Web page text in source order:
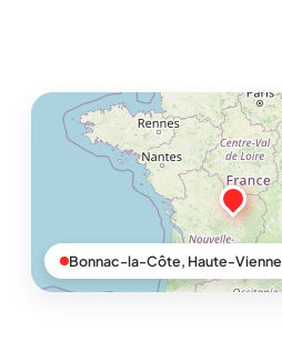
Bonnac-la-Côte, Haute-Vienne